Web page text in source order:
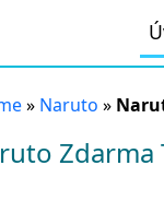
» Naruto »